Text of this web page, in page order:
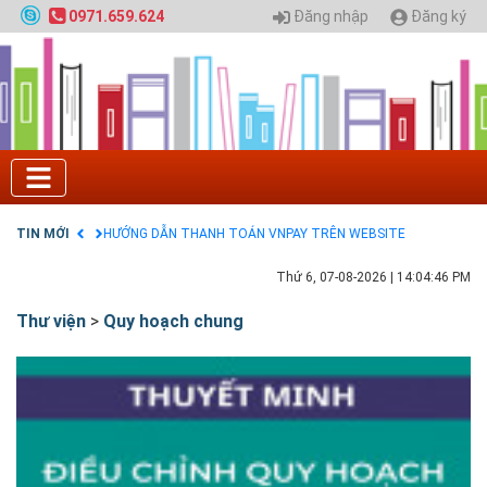
0971.659.624 Đăng nhập Đăng ký
TIN MỚI
Nội
GIAO LƯU TRỰC TUYẾN - TƯ VẤN TUYỂN SINH ĐẠI
SỐ 02
Nạp EP vào tài khoản bằng thẻ cào điện thoại
Tuyển sinh 2025, Khoa kỹ thuật hạ tầng và môi
trường đô thị - Đại học Kiến trúc Hà Nội
Tuyển sinh 2024, Khoa kỹ thuật hạ tầng và môi
Thứ 6, 07-08-2026
14:04:47 PM
Thư viện > Quy hoạch chung